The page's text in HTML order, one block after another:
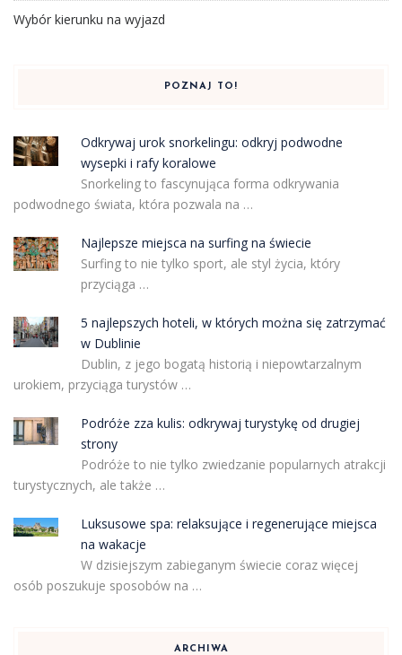
Wybór kierunku na wyjazd
POZNAJ TO!
Odkrywaj urok snorkelingu: odkryj podwodne
wysepki i rafy koralowe
Snorkeling to fascynująca forma odkrywania
podwodnego świata, która pozwala na …
Najlepsze miejsca na surfing na świecie
Surfing to nie tylko sport, ale styl życia, który
przyciąga …
5 najlepszych hoteli, w których można się zatrzymać
w Dublinie
Dublin, z jego bogatą historią i niepowtarzalnym
urokiem, przyciąga turystów …
Podróże zza kulis: odkrywaj turystykę od drugiej
strony
Podróże to nie tylko zwiedzanie popularnych atrakcji
turystycznych, ale także …
Luksusowe spa: relaksujące i regenerujące miejsca
na wakacje
W dzisiejszym zabieganym świecie coraz więcej
osób poszukuje sposobów na …
ARCHIWA